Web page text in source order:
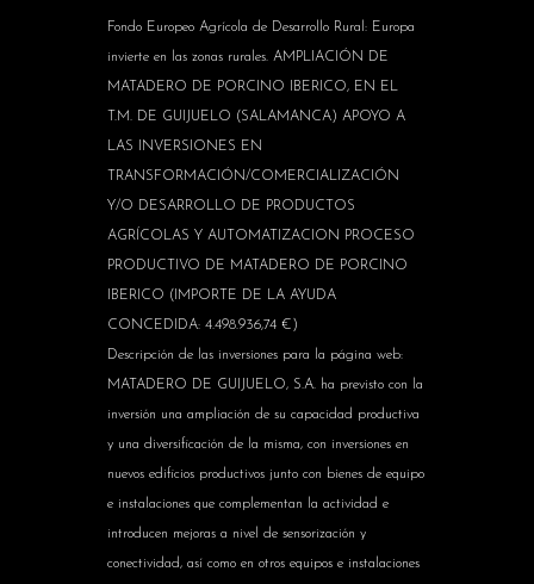
Fondo Europeo Agrícola de Desarrollo Rural: Europa
invierte en las zonas rurales. AMPLIACIÓN DE
MATADERO DE PORCINO IBERICO, EN EL
T.M. DE GUIJUELO (SALAMANCA) APOYO A
LAS INVERSIONES EN
TRANSFORMACIÓN/COMERCIALIZACIÓN
Y/O DESARROLLO DE PRODUCTOS
AGRÍCOLAS Y AUTOMATIZACION PROCESO
PRODUCTIVO DE MATADERO DE PORCINO
IBERICO (IMPORTE DE LA AYUDA
CONCEDIDA: 4.498.936,74 €)
Descripción de las inversiones para la página web:
MATADERO DE GUIJUELO, S.A. ha previsto con la
inversión una ampliación de su capacidad productiva
y una diversificación de la misma, con inversiones en
nuevos edificios productivos junto con bienes de equipo
e instalaciones que complementan la actividad e
introducen mejoras a nivel de sensorización y
conectividad, así como en otros equipos e instalaciones